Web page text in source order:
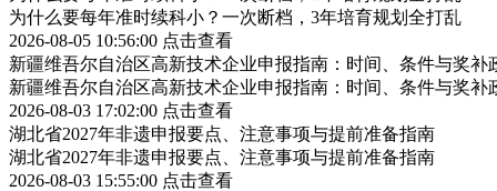
为什么要每年准时续科小？一次断档，3年培育规划全打乱
2026-08-05 10:56:00 点击查看
新疆维吾尔自治区高新技术企业申报指南：时间、条件与奖补
新疆维吾尔自治区高新技术企业申报指南：时间、条件与奖补
2026-08-03 17:02:00 点击查看
湖北省2027年非遗申报要点、注意事项与提前准备指南
湖北省2027年非遗申报要点、注意事项与提前准备指南
2026-08-03 15:55:00 点击查看